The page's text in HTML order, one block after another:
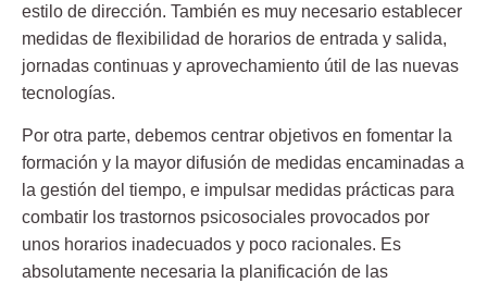
estilo de dirección. También es muy necesario establecer
medidas de flexibilidad de horarios de entrada y salida,
jornadas continuas y aprovechamiento útil de las nuevas
tecnologías.
Por otra parte, debemos centrar objetivos en fomentar la
formación y la mayor difusión de medidas encaminadas a
la gestión del tiempo, e impulsar medidas prácticas para
combatir los trastornos psicosociales provocados por
unos horarios inadecuados y poco racionales. Es
absolutamente necesaria la planificación de las